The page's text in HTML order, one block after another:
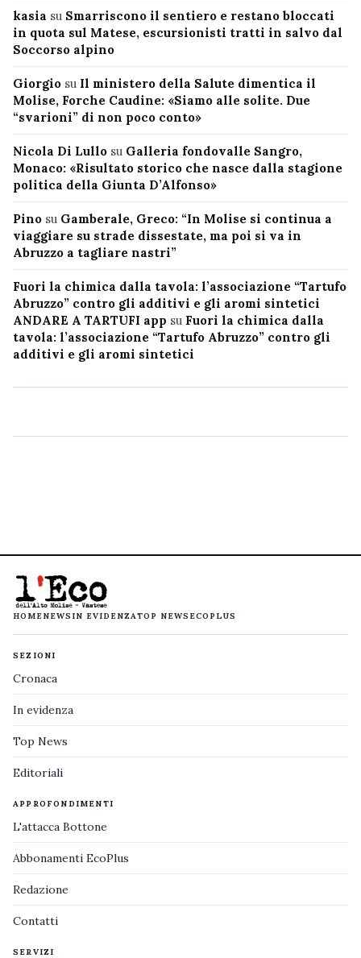
kasia su Smarriscono il sentiero e restano bloccati
in quota sul Matese, escursionisti tratti in salvo dal
Soccorso alpino
Giorgio su Il ministero della Salute dimentica il
Molise, Forche Caudine: «Siamo alle solite. Due
“svarioni” di non poco conto»
Nicola Di Lullo su Galleria fondovalle Sangro,
Monaco: «Risultato storico che nasce dalla stagione
politica della Giunta D’Alfonso»
Pino su Gamberale, Greco: “In Molise si continua a
viaggiare su strade dissestate, ma poi si va in
Abruzzo a tagliare nastri”
Fuori la chimica dalla tavola: l’associazione “Tartufo
Abruzzo” contro gli additivi e gli aromi sintetici
ANDARE A TARTUFI app su Fuori la chimica dalla
tavola: l’associazione “Tartufo Abruzzo” contro gli
additivi e gli aromi sintetici
HOMENEWS IN EVIDENZATOP NEWS ECOPLUS
SEZIONI
Cronaca
In evidenza
Top News
Editoriali
APPROFONDIMENTI
L'attacca Bottone
Abbonamenti EcoPlus
Redazione
Contatti
SERVIZI